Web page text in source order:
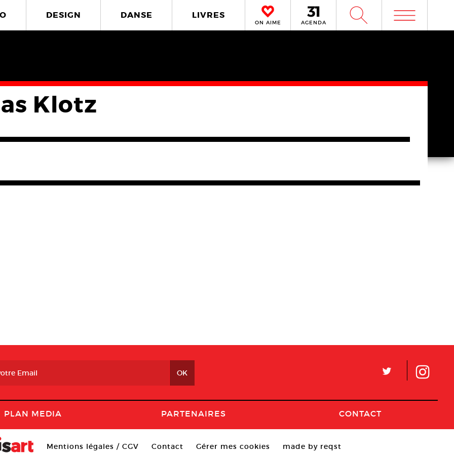
DESIGN DANSE LIVRES
ON AIME AGENDA W m
Klotz
L
PLAN MEDIA PARTENAIRES CONTACT
Mentions légales / CGV Contact Gérer mes cookies made by reqst